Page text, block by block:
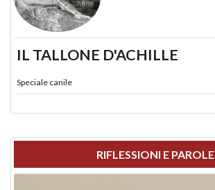
IL TALLONE D'ACHILLE
Speciale canile
RIFLESSIONI E PAROLE